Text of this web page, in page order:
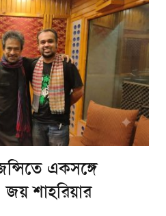
একসঙ্গে
শাহরিয়ার